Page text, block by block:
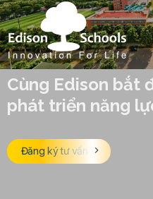
Cùng Edison bắt
phát triển năng
Đăng ký tư vấn